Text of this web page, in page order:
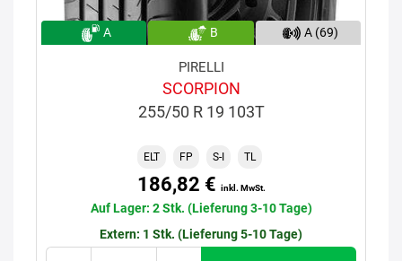
A B A (69)
PIRELLI
SCORPION
255/50 R 19 103T
ELT FP S-I TL
186,82 € inkl. MwSt.
Auf Lager: 2 Stk. (Lieferung 3-10 Tage)
Extern: 1 Stk. (Lieferung 5-10 Tage)